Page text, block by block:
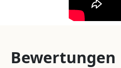
Bewertungen